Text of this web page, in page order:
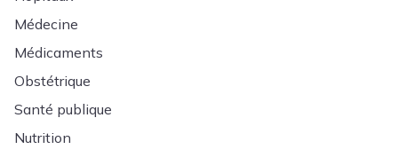
Médecine
Médicaments
Obstétrique
Santé publique
Nutrition